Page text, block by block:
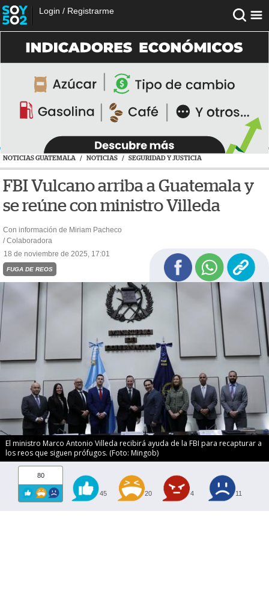
Login / Registrarme
NOTICIAS GUATEMALA / NOTICIAS / SEGURIDAD Y JUSTICIA
FBI Vulcano arriba a Guatemala y
se reúne con ministro Villeda
Con información de Miriam Pacheco
/ Colaboradora
18 de noviembre de 2025, 17:01
FUGA DE REOS
El ministro Marco Antonio Villeda recibirá ayuda de la FBI para recapturar a
los reos que siguen prófugos. (Foto: Mingob)
80
45 20 4 11